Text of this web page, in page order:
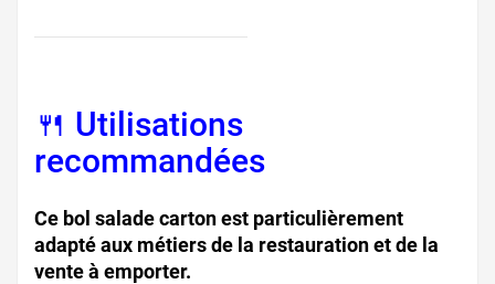
🍴 Utilisations
recommandées
Ce bol salade carton est particulièrement
adapté aux métiers de la restauration et de la
vente à emporter.